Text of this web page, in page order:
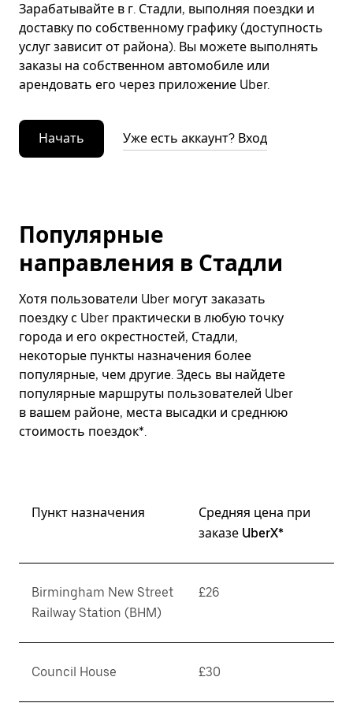
Зарабатывайте в г. Стадли, выполняя поездки и
доставку по собственному графику (доступность
услуг зависит от района). Вы можете выполнять
заказы на собственном автомобиле или
арендовать его через приложение Uber.
Начать Уже есть аккаунт? Вход
Популярные
направления в Стадли
Хотя пользователи Uber могут заказать
поездку с Uber практически в любую точку
города и его окрестностей, Стадли,
некоторые пункты назначения более
популярные, чем другие. Здесь вы найдете
популярные маршруты пользователей Uber
в вашем районе, места высадки и среднюю
стоимость поездок*.
Пункт назначения
Средняя цена при
заказе UberX*
Birmingham New Street
Railway Station (BHM)
£26
Council House £30